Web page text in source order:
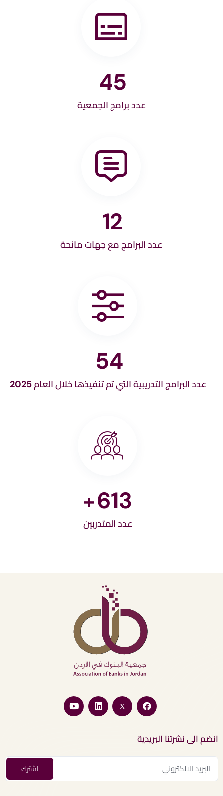
45
عدد برامج الجمعية
12
عدد البرامج مع جهات مانحة
57
عدد البرامج التدريبية التي تم تنفيذها خلال العام 2025
686
+
عدد المتدربين
انضم الى نشرتنا البريدية